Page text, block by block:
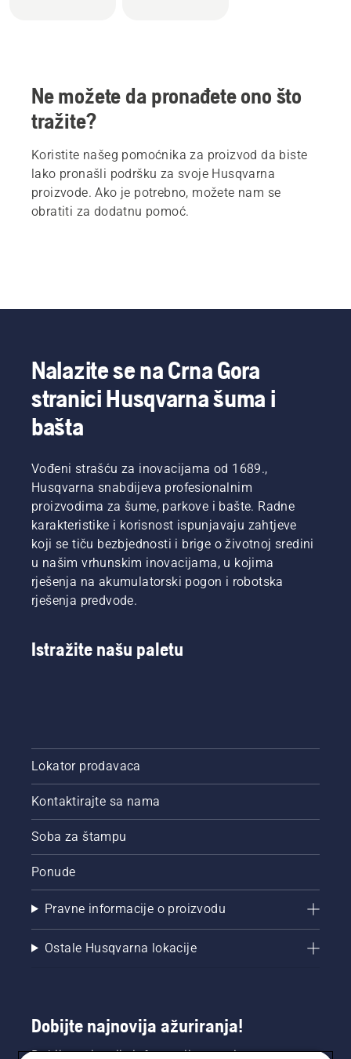
Ne možete da pronađete ono što
tražite?
Koristite našeg pomoćnika za proizvod da biste
lako pronašli podršku za svoje Husqvarna
proizvode. Ako je potrebno, možete nam se
obratiti za dodatnu pomoć.
Nalazite se na Crna Gora
stranici Husqvarna šuma i
bašta
Vođeni strašću za inovacijama od 1689.,
Husqvarna snabdijeva profesionalnim
proizvodima za šume, parkove i bašte. Radne
karakteristike i korisnost ispunjavaju zahtjeve
koji se tiču bezbjednosti i brige o životnoj sredini
u našim vrhunskim inovacijama, u kojima
rješenja na akumulatorski pogon i robotska
rješenja predvode.
Istražite našu paletu
Lokator prodavaca
Kontaktirajte sa nama
Soba za štampu
Ponude
Pravne informacije o proizvodu
Ostale Husqvarna lokacije
Dobijte najnovija ažuriranja!
Dobijte najnovije informacije o novim